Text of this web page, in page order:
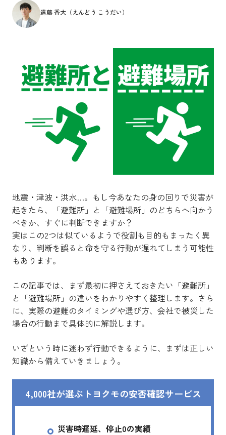
遠藤 香大（えんどう こうだい）
地震・津波・洪水…。もし今あなたの身の回りで災害が
起きたら、「避難所」と「避難場所」のどちらへ向かう
べきか、すぐに判断できますか？
実はこの2つは似ているようで役割も目的もまったく異
なり、判断を誤ると命を守る行動が遅れてしまう可能性
もあります。
この記事では、まず最初に押さえておきたい「避難所」
と「避難場所」の違いをわかりやすく整理します。さら
に、実際の避難のタイミングや選び方、会社で被災した
場合の行動まで具体的に解説します。
いざという時に迷わず行動できるように、まずは正しい
知識から備えていきましょう。
4,000社が選ぶトヨクモの安否確認サービス
災害時遅延、停止0の実績